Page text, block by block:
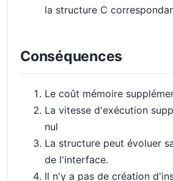
la structure C
Conséquences
Le coût mémoire
La vitesse d'exécution
nul
La structure peut évoluer
de l'interface.
Il n'y a pas de création